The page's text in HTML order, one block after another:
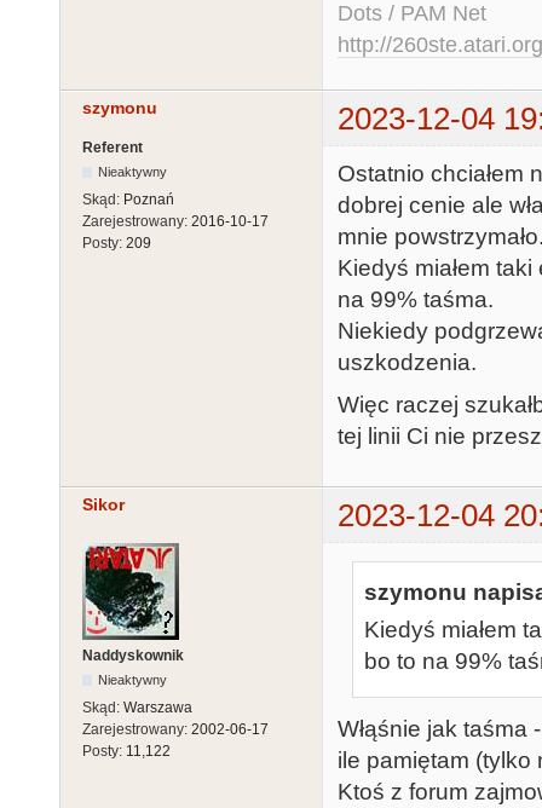
Dots / PAM Net
http://260ste.atari.org
szymonu 2023-12-04
Referent
Nieaktywny
Skąd: Poznań
Zarejestrowany: 2016-10-17
Posty: 209
Ostatnio chciałem
dobrej cenie ale
mnie
Kiedyś miałem
na 99% taśma.
Niekiedy
uszkodzenia.
Więc raczej
tej linii Ci nie
Sikor 2023-12-04
Naddyskownik
Nieaktywny
Skąd: Warszawa
Zarejestrowany: 2002-06-17
Posty: 11,122
szymonu
Kiedyś miałem
bo to na 99%
Włąśnie jak
ile pamiętam (tylko
Ktoś z forum